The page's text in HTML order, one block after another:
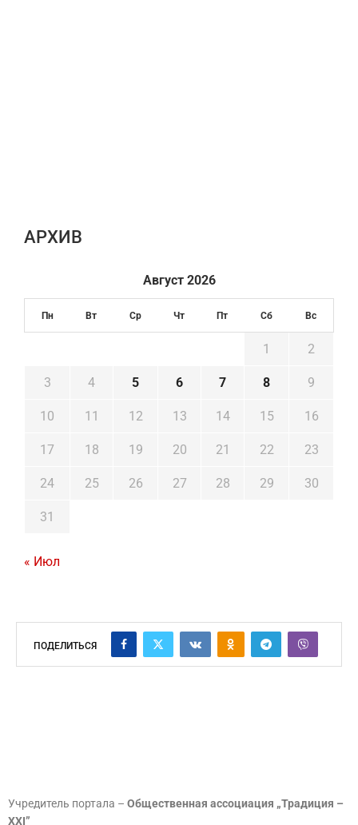
AРХИВ
Август 2026
Пн Вт Ср Чт Пт Сб Вс
1 2
3 4 5 6 7 8 9
10 11 12 13 14 15 16
17 18 19 20 21 22 23
24 25 26 27 28 29 30
31
« Июл
ПОДЕЛИТЬСЯ
Учредитель портала – Общественная ассоциация „Традиция –
XXI”